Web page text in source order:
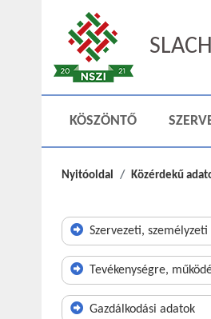
KÖSZÖNTŐ
Nyitóoldal Közérdekű
Szervezeti,
Tevékenységre,
Gazdálkodási adatok